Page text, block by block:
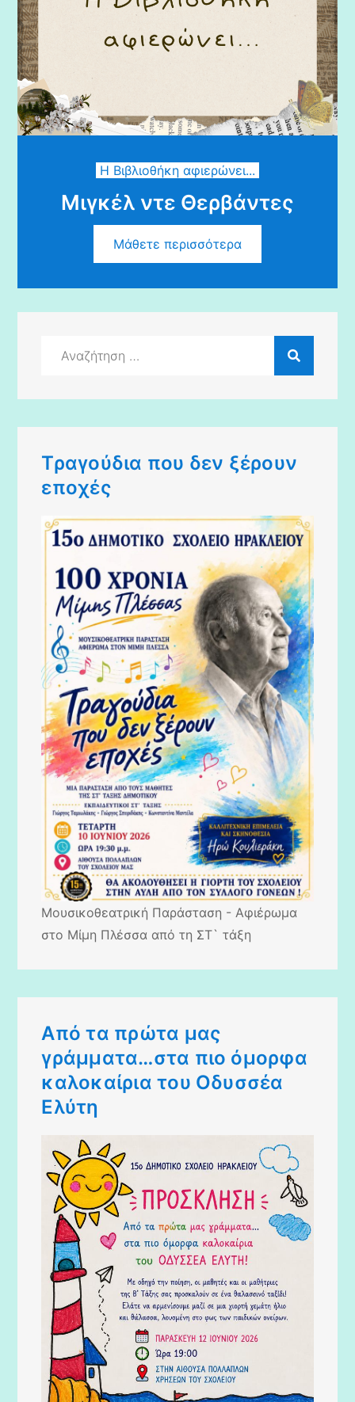
Η Βιβλιοθήκη αφιερώνει...
Μιγκέλ ντε Θερβάντες
Μάθετε περισσότερα
Αναζήτηση
Τραγούδια που δεν ξέρουν
εποχές
Μουσικοθεατρική Παράσταση - Αφιέρωμα
στο Μίμη Πλέσσα από τη ΣΤ` τάξη
Από τα πρώτα μας
γράμματα…στα πιο όμορφα
καλοκαίρια του Οδυσσέα
Ελύτη